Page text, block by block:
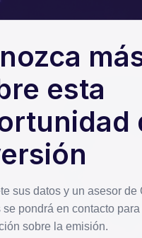
esta
sus datos y un asesor de
se pondrá en contacto
sobre la emisión.